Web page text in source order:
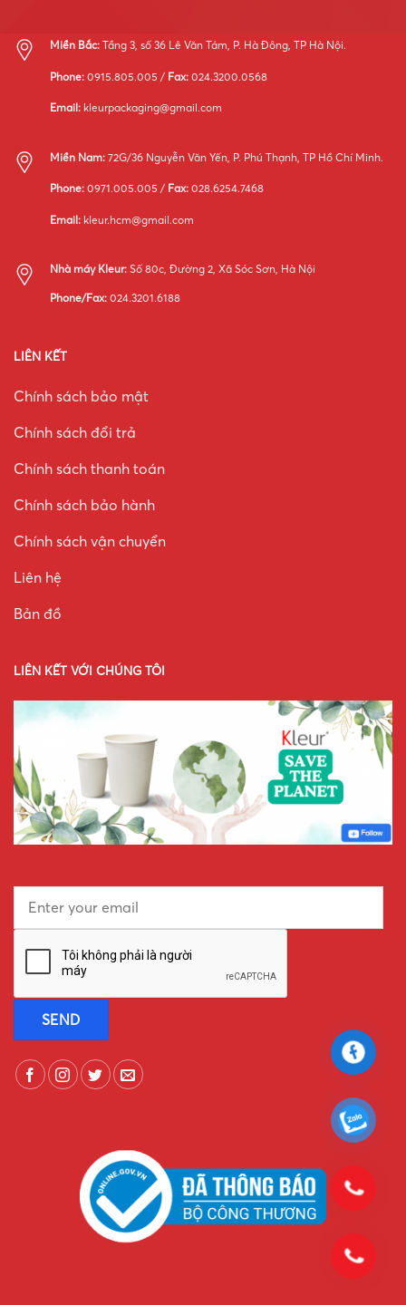
Miền Bắc: Tầng 3, số 36 Lê Văn Tám, P. Hà Đông, TP Hà Nội.
Phone: 0915.805.005 / Fax: 024.3200.0568
Email: kleurpackaging@gmail.com
Miền Nam: 72G/36 Nguyễn Văn Yến, P. Phú Thạnh, TP Hồ Chí Minh.
Phone: 0971.005.005 / Fax: 028.6254.7468
Email: kleur.hcm@gmail.com
Nhà máy Kleur: Số 80c, Đường 2, Xã Sóc Sơn, Hà Nội
Phone/Fax: 024.3201.6188
LIÊN KẾT
Chính sách bảo mật
Chính sách đổi trả
Chính sách thanh toán
Chính sách bảo hành
Chính sách vận chuyển
Liên hệ
Bản đồ
LIÊN KẾT VỚI CHÚNG TÔI